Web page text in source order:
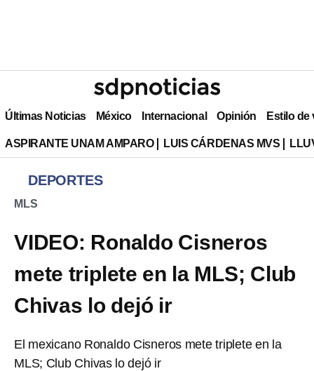
Últimas Noticias México Internacional Opinión Estilo de
ASPIRANTE UNAM AMPARO LUIS CÁRDENAS MVS
DEPORTES
MLS
VIDEO: Ronaldo Cisneros
mete triplete en la MLS; Club
Chivas lo dejó ir
El mexicano Ronaldo Cisneros mete triplete en la
MLS; Club Chivas lo dejó ir